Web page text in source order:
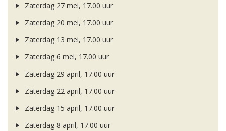
Zaterdag 27 mei, 17.00 uur
Zaterdag 20 mei, 17.00 uur
Zaterdag 13 mei, 17.00 uur
Zaterdag 6 mei, 17.00 uur
Zaterdag 29 april, 17.00 uur
Zaterdag 22 april, 17.00 uur
Zaterdag 15 april, 17.00 uur
Zaterdag 8 april, 17.00 uur